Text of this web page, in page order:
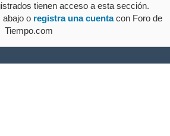
tienen acceso a esta sección.
abajo o registra una cuentacon Foro de
Tiempo.com